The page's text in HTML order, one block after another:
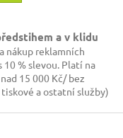
a v klidu
nákup reklamních
10 % slevou. Platí na
15 000 Kč/ bez
a ostatní služby)